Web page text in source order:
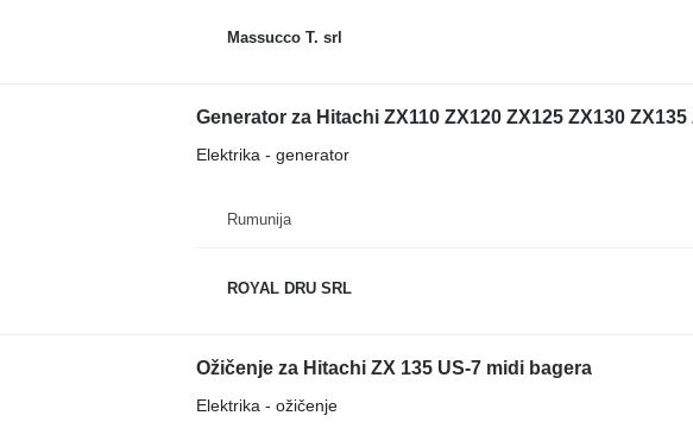
Massucco T. srl
Generator za Hitachi ZX110 ZX120 ZX125 ZX130
Elektrika - generator
Rumunija
ROYAL DRU SRL
Ožičenje za Hitachi ZX 135 US-7 midi bagera
Elektrika - ožičenje